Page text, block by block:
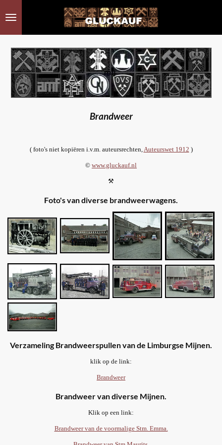
direct
hoofdinhoud
Brandweer
( foto's niet kopiëren i.v.m. auteursrechten,Auteurswet 1912 )
© www.gluckauf.nl
⚒
Foto's van diverse brandweerwagens.
Verzameling Brandweerspullen van de Limburgse Mijnen.
klik op de link:
Brandweer
Brandweer van diverse Mijnen.
Klik op een link:
Brandweer van de voormalige Stm. Emma.